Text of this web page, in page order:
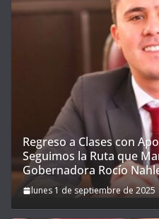
Regreso a Clases con
Seguimos la Ruta que
Gobernadora Rocío
lunes 1 de septiembre de 2025